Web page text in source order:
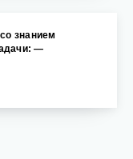
знанием
—